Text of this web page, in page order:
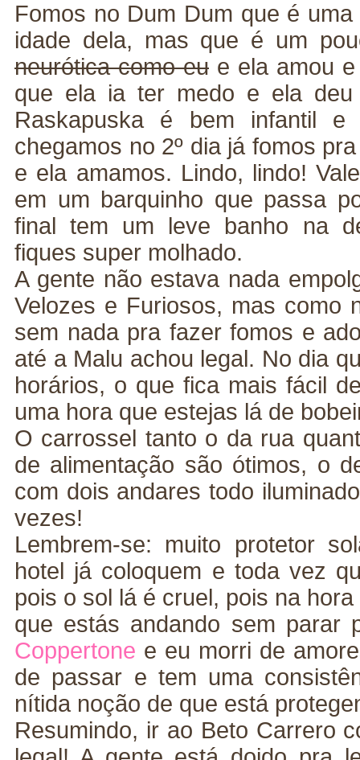
Fomos no Dum Dum que é
idade dela, mas que é um
neurótica como eu e ela amou
que ela ia ter medo e ela deu
Raskapuska é bem infantil
chegamos no 2º dia já fomos
e ela amamos. Lindo, lindo!
em um barquinho que passa
final tem um leve banho na
fiques super molhado.
A gente não estava nada
Velozes e Furiosos, mas como
sem nada pra fazer fomos e
até a Malu achou legal. No dia
horários, o que fica mais fácil
uma hora que estejas lá de
O carrossel tanto o da rua
de alimentação são ótimos, o
com dois andares todo
vezes!
Lembrem-se: muito protetor
hotel já coloquem e toda vez
pois o sol lá é cruel, pois na
que estás andando sem parar
Coppertone e eu morri de
de passar e tem uma
nítida noção de que está
Resumindo, ir ao Beto Carrero